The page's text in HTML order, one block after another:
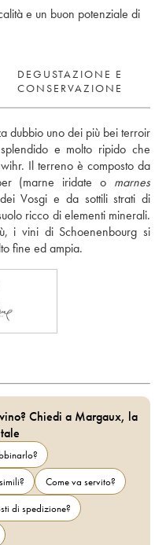
e un buon potenziale di
DEGUSTAZIONE E
CONSERVAZIONE
dubbio uno dei più bei terroir
e molto ripido che
Il terreno è composto da
(marne iridate o marnes
Vosgi e da sottili strati di
ricco di elementi minerali.
i vini di Schoenenbourg si
fine ed ampia.
Chiedi a Margaux, la
Come va servito?
di spedizione?